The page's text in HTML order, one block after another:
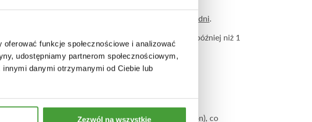
funkcje społecznościowe i analizować
udostępniamy partnerom społecznościowym,
danymi otrzymanymi od Ciebie lub
Zezwól na wszystkie
i należy go prowadzić przez
minimum 30 dni.
tego terminu, jeżeli ogrzewanie rozpocznie się później niż 1
(IRMA – International Radon Measurement Association), co